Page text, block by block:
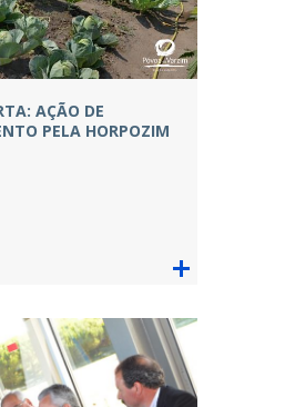
AÇÃO DE
PELA HORPOZIM